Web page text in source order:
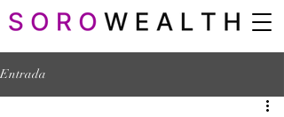
Entrada